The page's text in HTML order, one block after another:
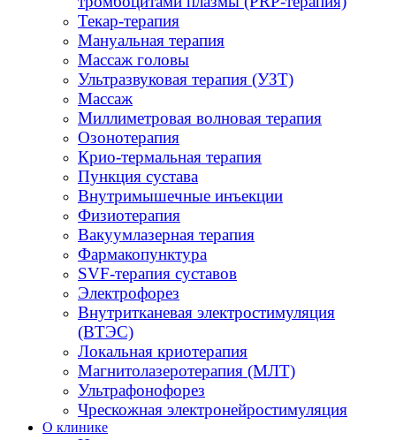
Текар-терапия
Мануальная терапия
Массаж головы
Ультразвуковая терапия (УЗТ)
Массаж
Миллиметровая волновая терапия
Озонотерапия
Крио-термальная терапия
Пункция сустава
Внутримышечные инъекции
Физиотерапия
Вакуумлазерная терапия
Фармакопунктура
SVF-терапия суставов
Электрофорез
Внутритканевая электростимуляция
(ВТЭС)
Локальная криотерапия
Магнитолазеротерапия (МЛТ)
Ультрафонофорез
Чрескожная электронейростимуляция
О клинике